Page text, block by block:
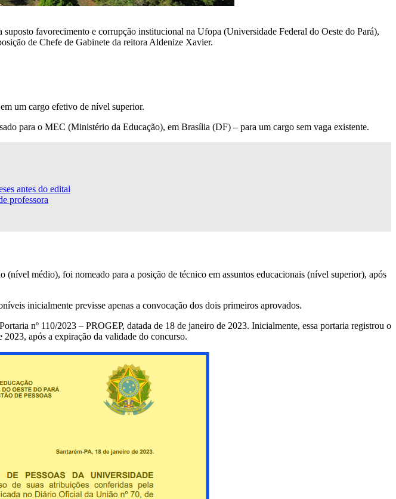
favorecimento e corrupção institucional na Ufopa (Universidade Federal do Oeste do Pará),
de Chefe de Gabinete da reitora Aldenize Xavier.
um cargo efetivo de nível superior.
para o MEC (Ministério da Educação), em Brasília (DF) – para um cargo sem vaga existente.
antes do edital
professora
médio), foi nomeado para a posição de técnico em assuntos educacionais (nível superior), após
inicialmente previsse apenas a convocação dos dois primeiros aprovados.
nº 110/2023 – PROGEP, datada de 18 de janeiro de 2023. Inicialmente, essa portaria registrou o
após a expiração da validade do concurso.